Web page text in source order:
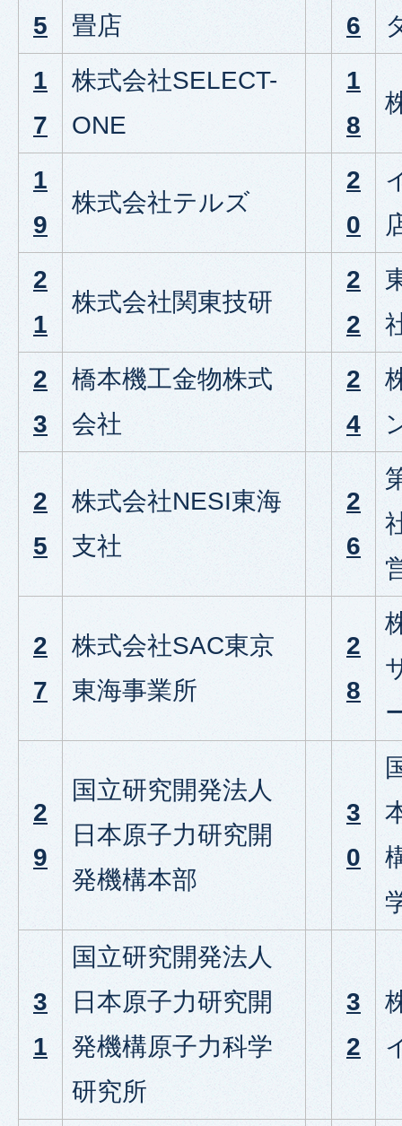
5
畳店
6
1
7
株式会社SELECT-
ONE
1
8
1
9
株式会社テルズ
2
0
2
1
株式会社関東技研
2
2
2
3
橋本機工金物株式
会社
2
4
2
5
株式会社NESI東海
支社
2
6
2
7
株式会社SAC東京
東海事業所
2
8
2
9
国立研究開発法人
日本原子力研究開
発機構本部
3
0
3
1
国立研究開発法人
日本原子力研究開
発機構原子力科学
研究所
3
2